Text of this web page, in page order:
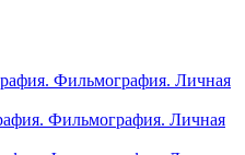
Фильмография. Личная
Фильмография. Личная